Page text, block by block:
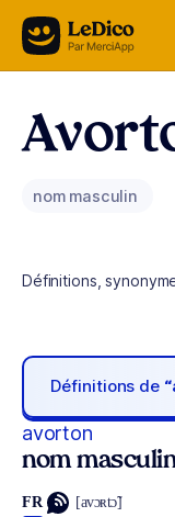
Aller au contenu
nom masculin
Définitions,
Définitions de
avorton
nom
FR [avɔʀtɔ̃]